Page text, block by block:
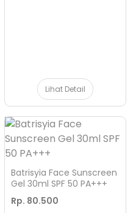
Lihat Detail
Batrisyia Face Sunscreen
Gel 30ml SPF 50 PA+++
Rp. 80.500